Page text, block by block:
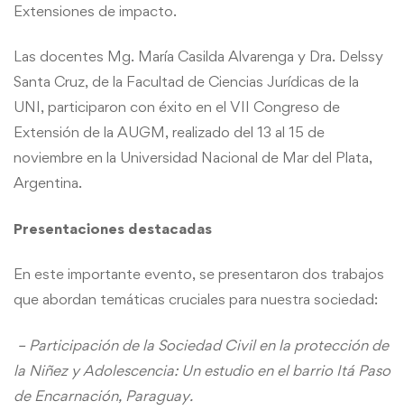
Extensiones de impacto.
Las docentes Mg. María Casilda Alvarenga y Dra. Delssy
Santa Cruz, de la Facultad de Ciencias Jurídicas de la
UNI, participaron con éxito en el VII Congreso de
Extensión de la AUGM, realizado del 13 al 15 de
noviembre en la Universidad Nacional de Mar del Plata,
Argentina.
Presentaciones destacadas
En este importante evento, se presentaron dos trabajos
que abordan temáticas cruciales para nuestra sociedad:
– Participación de la Sociedad Civil en la protección de
la Niñez y Adolescencia: Un estudio en el barrio Itá Paso
de Encarnación, Paraguay.